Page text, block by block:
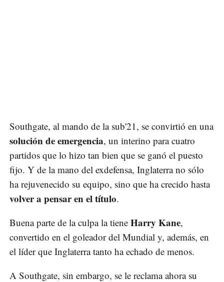
Southgate, al mando de la sub'21, se convirtió en una
solución de emergencia, un interino para cuatro
partidos que lo hizo tan bien que se ganó el puesto
fijo. Y de la mano del exdefensa, Inglaterra no sólo
ha rejuvenecido su equipo, sino que ha crecido hasta
volver a pensar en el título.
Buena parte de la culpa la tiene Harry Kane,
convertido en el goleador del Mundial y, además, en
el líder que Inglaterra tanto ha echado de menos.
A Southgate, sin embargo, se le reclama ahora su